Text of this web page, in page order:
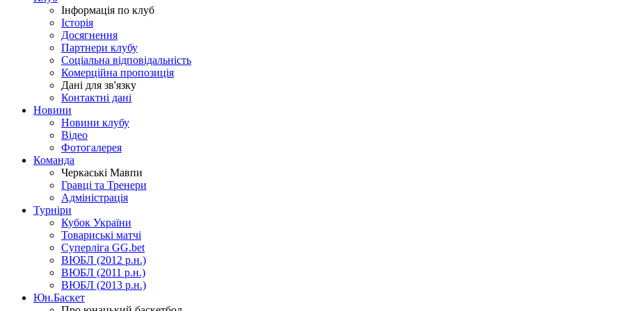
Інформація по клуб
Історія
Досягнення
Партнери клубу
Соціальна відповідальність
Комерційна пропозиція
Дані для зв'язку
Контактні дані
Новини
Новини клубу
Відео
Фотогалерея
Команда
Черкаські Мавпи
Гравці та Тренери
Адміністрація
Турніри
Кубок України
Товариські матчі
Суперліга GG.bet
ВЮБЛ (2012 р.н.)
ВЮБЛ (2011 р.н.)
ВЮБЛ (2013 р.н.)
Юн.Баскет